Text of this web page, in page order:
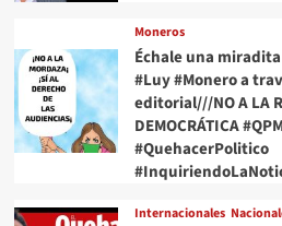
Moneros
Échale una
#Luy #Monero a
editorial///NO A LA
DEMOCRÁTICA
#QuehacerPolitico
Internacionales